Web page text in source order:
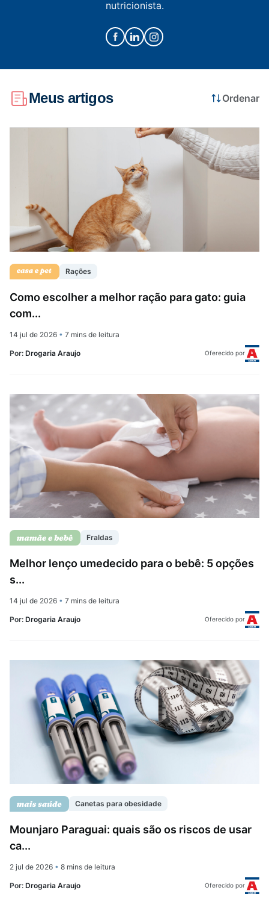
Saúde do homem
nutricionista.
Meus artigos Ordenar
Rações
Como escolher a melhor ração para gato: guia
com...
14 jul de 2026 • 7 mins de leitura
Por: Drogaria Araujo Oferecido por
Fraldas
Melhor lenço umedecido para o bebê: 5 opções
s...
14 jul de 2026 • 7 mins de leitura
Por: Drogaria Araujo Oferecido por
Canetas para obesidade
Mounjaro Paraguai: quais são os riscos de usar
ca...
2 jul de 2026 • 8 mins de leitura
Por: Drogaria Araujo Oferecido por